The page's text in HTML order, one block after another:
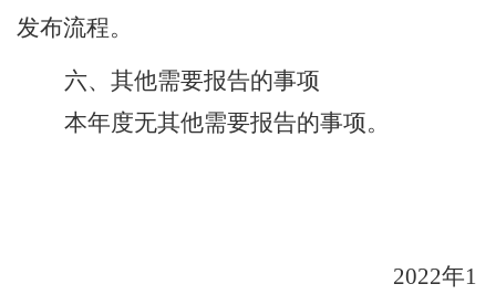
发布流程。
六、其他需要报告的事项
本年度无其他需要报告的事项。
2022年1